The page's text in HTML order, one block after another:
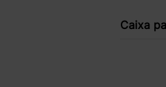
Caixa